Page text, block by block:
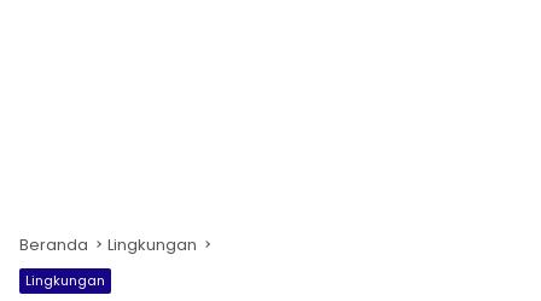
Beranda Lingkungan
Lingkungan